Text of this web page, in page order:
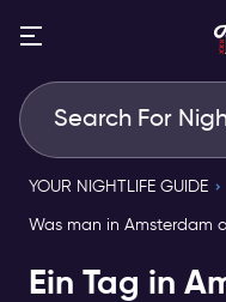
YOUR NIGHTLIFE GUIDE
Was man in Amsterdam
Ein Tag in